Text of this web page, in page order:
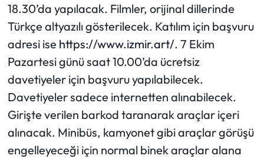
18.30’da yapılacak. Filmler, orijinal dillerinde
Türkçe altyazılı gösterilecek. Katılım için başvuru
adresi ise https://www.izmir.art/. 7 Ekim
Pazartesi günü saat 10.00’da ücretsiz
davetiyeler için başvuru yapılabilecek.
Davetiyeler sadece internetten alınabilecek.
Girişte verilen barkod taranarak araçlar içeri
alınacak. Minibüs, kamyonet gibi araçlar görüşü
engelleyeceği için normal binek araçlar alana